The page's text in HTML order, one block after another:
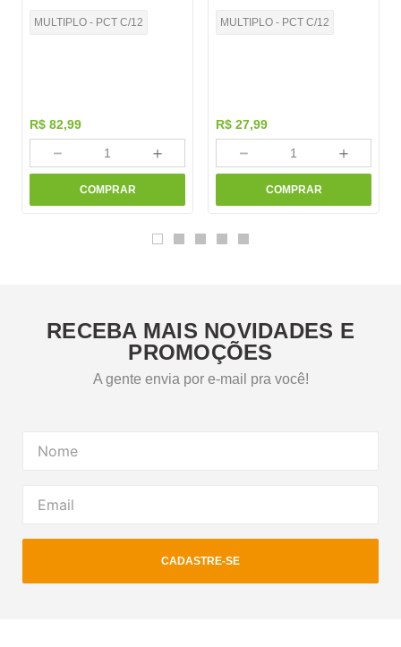
MULTIPLO - PCT C/12
R$ 82,99
＋
－
COMPRAR
MULTIPLO - PCT C/12
R$ 27,99
＋
－
COMPRAR
RECEBA MAIS NOVIDADES E
PROMOÇÕES
A gente envia por e-mail pra você!
CADASTRE-SE